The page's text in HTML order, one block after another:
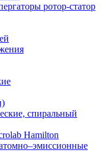
ротор-статор
спиральный
Hamilton